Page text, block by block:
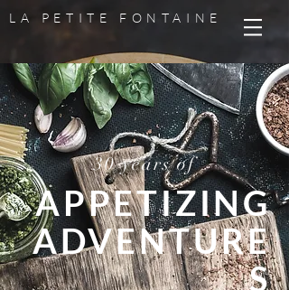
LA PETITE FONTAINE
30 years of
APPETIZING
ADVENTURE
S